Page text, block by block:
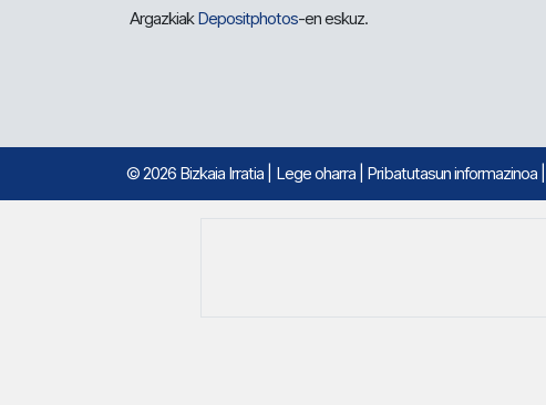
ArgazkiakDepositphotos-en eskuz.
© 2026 Bizkaia Irratia Lege oharra Pribatutasun informazinoa